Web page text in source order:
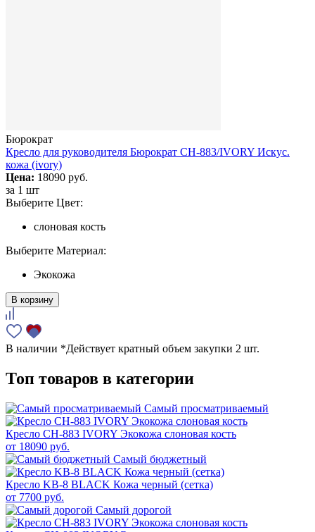
Бюрократ
Кресло для руководителя Бюрократ CH-883/IVORY Искус.
кожа (ivory)
Цена: 18090 руб.
за 1 шт
Выберите Цвет:
слоновая кость
Выберите Материал:
Экокожа
В корзину
В наличии *Действует кратный объем закупки 2 шт.
Топ товаров в категории
Самый просматриваемый
Кресло CH-883 IVORY Экокожа слоновая кость
от 18090 руб.
Самый бюджетный
Кресло KB-8 BLACK Кожа черный (сетка)
от 7700 руб.
Самый дорогой